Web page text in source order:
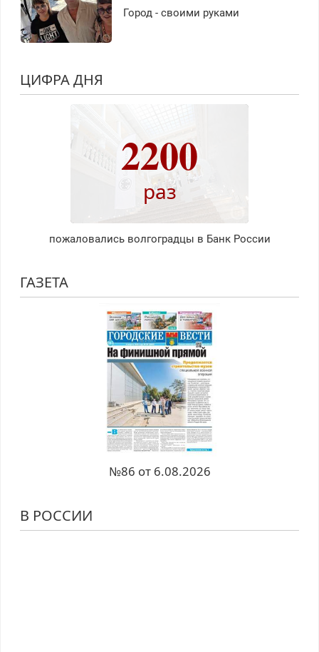
Город - своими руками
ЦИФРА ДНЯ
2200
раз
пожаловались волгоградцы в Банк России
ГАЗЕТА
№86 от 6.08.2026
В РОССИИ